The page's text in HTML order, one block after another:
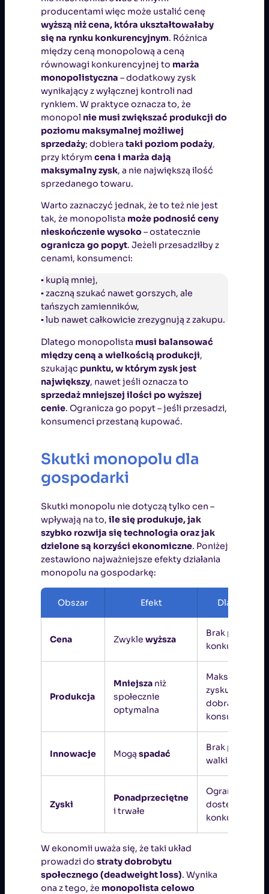
producentami więc może ustalić cenę
wyższą niż cena, która ukształtowałaby
się na rynku konkurencyjnym. Różnica
między ceną monopolową a ceną
równowagi konkurencyjnej to marża
monopolistyczna – dodatkowy zysk
wynikający z wyłącznej kontroli nad
rynkiem. W praktyce oznacza to, że
monopol nie musi zwiększać produkcji do
poziomu maksymalnej możliwej
sprzedaży; dobiera taki poziom podaży,
przy którym cena i marża dają
maksymalny zysk, a nie największą ilość
sprzedanego towaru.
Warto zaznaczyć jednak, że to też nie jest
tak, że monopolista może podnosić ceny
nieskończenie wysoko– ostatecznie
ogranicza go popyt. Jeżeli przesadziłby z
cenami, konsumenci:
▪ kupią mniej,
▪ zaczną szukać nawet gorszych, ale
tańszych zamienników,
▪ lub nawet całkowicie zrezygnują z zakupu.
Dlatego monopolista musi balansować
między ceną a wielkością produkcji,
szukając punktu, w którym zysk jest
największy, nawet jeśli oznacza to
sprzedaż mniejszej ilości po wyższej
cenie. Ogranicza go popyt – jeśli przesadzi,
konsumenci przestaną kupować.
Skutki monopolu dla
gospodarki
Skutki monopolu nie dotyczą tylko cen –
wpływają na to, ile się produkuje, jak
szybko rozwija się technologia oraz jak
dzielone są korzyści ekonomiczne. Poniżej
zestawiono najważniejsze efekty działania
monopolu na gospodarkę:
Obszar Efekt Dlaczego?
Cena Zwykle wyższa
Brak presji
Produkcja
Mniejsza niż
społecznie
optymalna
zysku, nie
dobra
konsumenta
Innowacje Mogą spadać
Brak potrzeby
walki o klienta
Zyski
Ponadprzeciętne
i trwałe
Ograniczony
dostęp
konkurencji
W ekonomii uważa się, że taki układ
prowadzi do straty dobrobytu
społecznego (deadweight loss). Wynika
ona z tego, że monopolista celowo